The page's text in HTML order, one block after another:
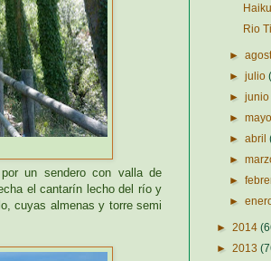
un sendero con valla de
el cantarín lecho del río y
cuyas almenas y torre semi
Rio
►
►julio
►
►
►abril
►
►
►
► 2014
► 2013